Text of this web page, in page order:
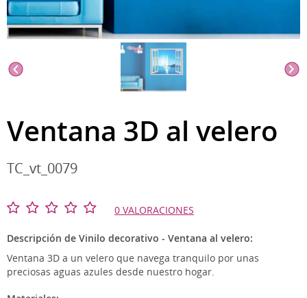
Ventana 3D al velero
TC_vt_0079
0 VALORACIONES
Descripción de Vinilo decorativo - Ventana al velero:
Ventana 3D a un velero que navega tranquilo por unas
preciosas aguas azules desde nuestro hogar.